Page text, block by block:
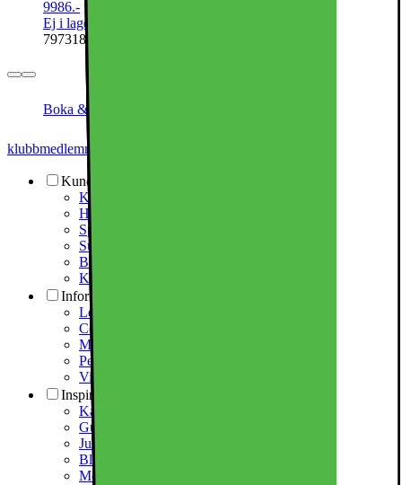
9986.-
Ej i lager online
797318
Boka & Hämta inom 30 min
klubbmedlemmar
Kundtjänst
Kundtjänst
Hitta butik/varuhus
Spåra din leverans
Support via fjärrhjälp
Bluffmail m.m.
Kontakta oss
Information
Leverans- och installationsavtal
Cookies på Elgiganten
Marketplace
Personuppgiftspolicy
Visselblåsning
Inspiration
Kampanjer
Guider & inspiration
Julklappstips 2026
Black Friday / Black Week 2026
Mellandagsrea 2026